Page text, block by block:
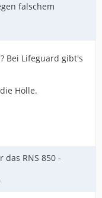
falschem
Bei Lifeguard gibt's
Hölle.
RNS 850 -